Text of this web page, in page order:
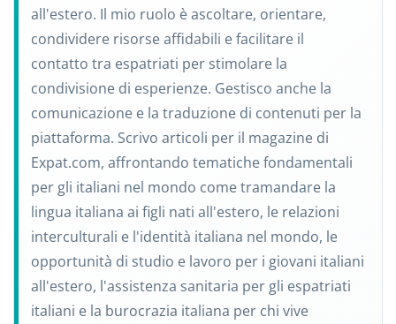
all'estero. Il mio ruolo è ascoltare, orientare,
condividere risorse affidabili e facilitare il
contatto tra espatriati per stimolare la
condivisione di esperienze. Gestisco anche la
comunicazione e la traduzione di contenuti per la
piattaforma. Scrivo articoli per il magazine di
Expat.com, affrontando tematiche fondamentali
per gli italiani nel mondo come tramandare la
lingua italiana ai figli nati all'estero, le relazioni
interculturali e l'identità italiana nel mondo, le
opportunità di studio e lavoro per i giovani italiani
all'estero, l'assistenza sanitaria per gli espatriati
italiani e la burocrazia italiana per chi vive